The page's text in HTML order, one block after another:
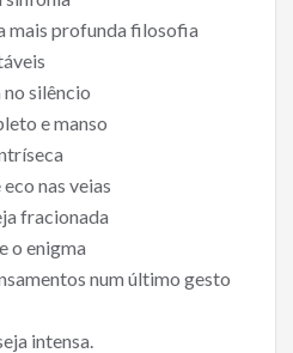
mais profunda filosofia
no silêncio
e manso
nas veias
fracionada
o enigma
num último gesto
intensa.